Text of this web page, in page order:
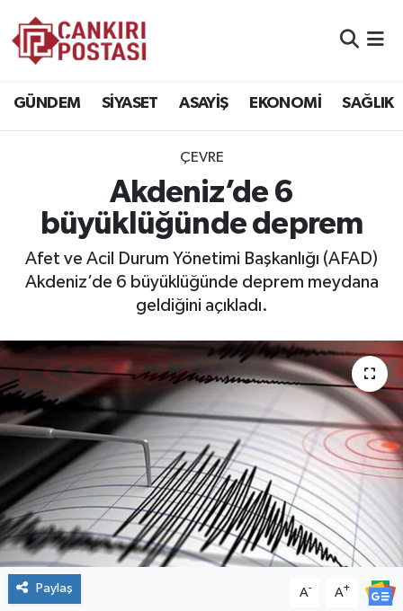
GÜNDEM SİYASET ASAYİŞ EKONOMİ SAĞLIK
ÇEVRE
Akdeniz’de 6
büyüklüğünde deprem
Afet ve Acil Durum Yönetimi Başkanlığı (AFAD)
Akdeniz’de 6 büyüklüğünde deprem meydana
geldiğini açıkladı.
Paylaş A- A+
EKONOMİ
SAĞLIK
EĞİTİM
YAŞAM
ÇEVRE
İLÇELER
RESMİ İLANLAR
KÜLTÜR
Trafik Durumu
Süper Lig Puan Durumu ve Fikstür
Son Dakika Haberleri
Haber Arşivi